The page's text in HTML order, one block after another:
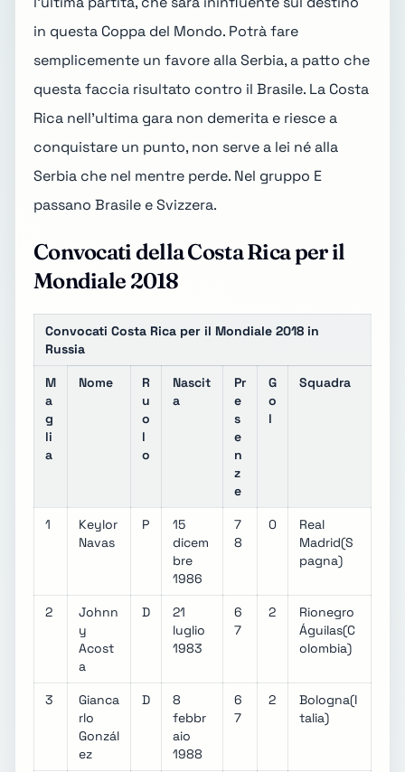
in questa Coppa del Mondo. Potrà fare
semplicemente un favore alla Serbia, a patto che
questa faccia risultato contro il Brasile. La Costa
Rica nell'ultima gara non demerita e riesce a
conquistare un punto, non serve a lei né alla
Serbia che nel mentre perde. Nel gruppo E
passano Brasile e Svizzera.
Convocati della Costa Rica per il
Mondiale 2018
Convocati Costa Rica per il Mondiale 2018 in
Russia
M
a
g
li
a
Nome
R
u
o
l
o
Nascit
a
Pr
e
s
e
n
z
e
G
o
l
Squadra
1
Keylor
Navas
P
15
dicem
bre
1986
7
8
0
Real
Madrid(S
pagna)
2
Johnn
y
Acost
a
D
21
luglio
1983
6
7
2
Rionegro
Águilas(C
olombia)
3
Gianca
rlo
Gonzál
ez
D
8
febbr
aio
1988
6
7
2
Bologna(I
talia)